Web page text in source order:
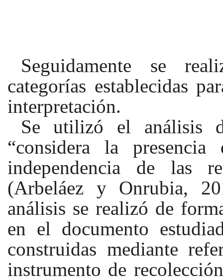
Seguidamente se
categorías establecidas
interpretación.
Se utilizó el análisis
“considera
la presencia
independencia de las
(Arbeláez y Onrubia,
análisis se realizó de
en el documento
construidas mediante
instrumento de